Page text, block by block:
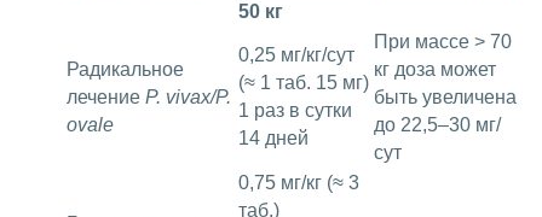
50 кг
Радикальное
лечение P. vivax/P.
ovale
0,25 мг/кг/сут
(≈ 1 таб. 15 мг)
1 раз в сутки
14 дней
При массе > 70
кг доза может
быть увеличена
до 22,5–30 мг/
сут
0,75 мг/кг (≈ 3
таб.)